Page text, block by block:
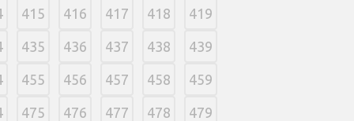
415 416 417 418 419
435 436 437 438 439
455 456 457 458 459
475 476 477 478 479